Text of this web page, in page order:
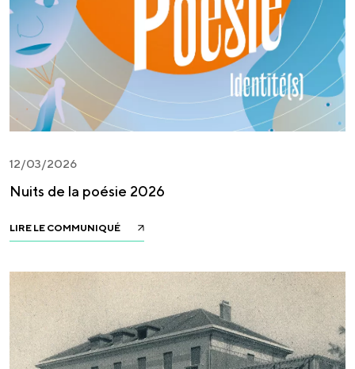
12/03/2026
Nuits de la poésie 2026
LIRE LE COMMUNIQUÉ